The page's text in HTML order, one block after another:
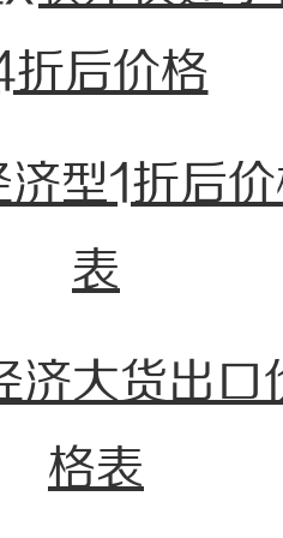
折后价格
型1折后
表
济大货出口
格表